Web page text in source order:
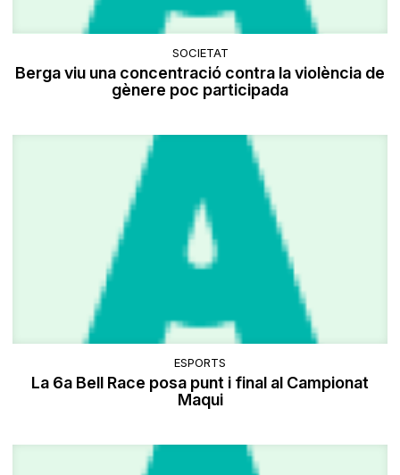
SOCIETAT
Berga viu una concentració contra la violència de
gènere poc participada
ESPORTS
La 6a Bell Race posa punt i final al Campionat
Maqui